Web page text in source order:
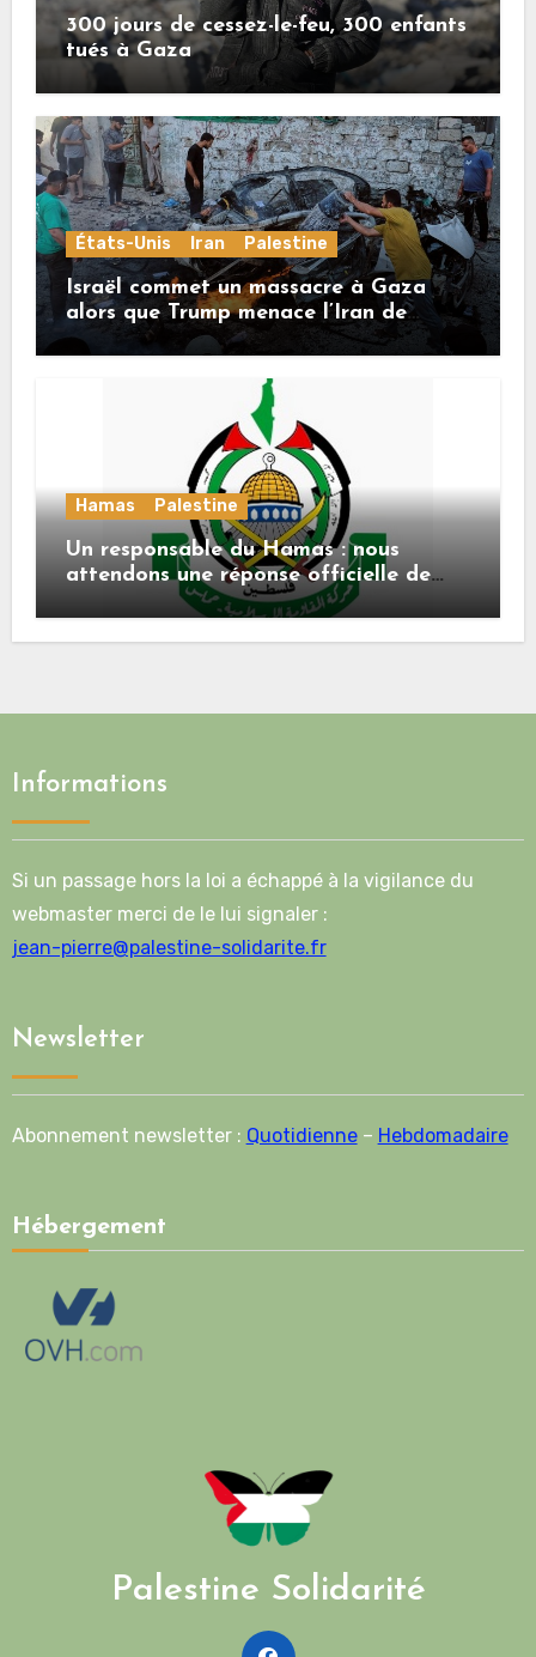
300 jours de cessez-le-feu, 300 enfants
tués à Gaza
États-Unis Iran Palestine
Israël commet un massacre à Gaza
alors que Trump menace l’Iran de
«décapitation»
Hamas Palestine
Un responsable du Hamas : nous
attendons une réponse officielle de
Mladenov concernant la feuille de
Informations
Si un passage hors la loi a échappé à la vigilance du
webmaster merci de le lui signaler :
jean-pierre@palestine-solidarite.fr
Newsletter
Abonnement newsletter : Quotidienne– Hebdomadaire
Hébergement
Palestine Solidarité